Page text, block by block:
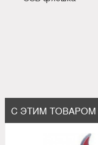
С ЭТИМ